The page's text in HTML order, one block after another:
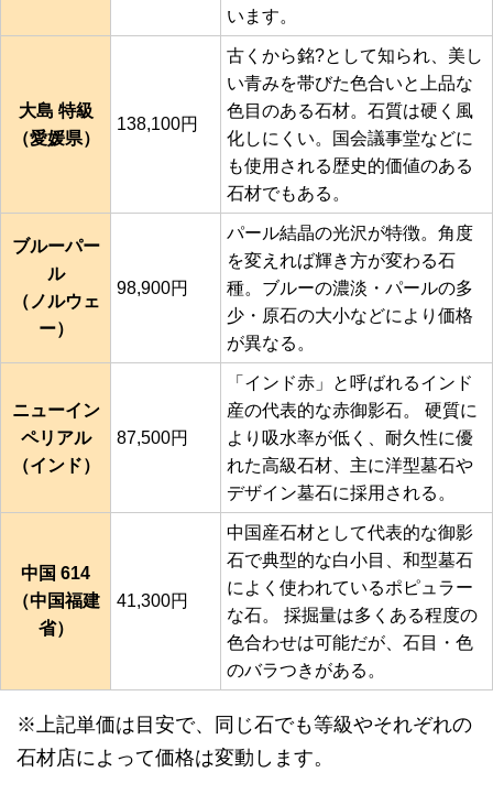
います。
大島 特級
（愛媛県）
138,100円
古くから銘?として知られ、美し
い青みを帯びた色合いと上品な
色目のある石材。石質は硬く風
化しにくい。国会議事堂などに
も使用される歴史的価値のある
石材でもある。
ブルーパー
ル
（ノルウェ
ー）
98,900円
パール結晶の光沢が特徴。角度
を変えれば輝き方が変わる石
種。ブルーの濃淡・パールの多
少・原石の大小などにより価格
が異なる。
ニューイン
ペリアル
（インド）
87,500円
「インド赤」と呼ばれるインド
産の代表的な赤御影石。 硬質に
より吸水率が低く、耐久性に優
れた高級石材、主に洋型墓石や
デザイン墓石に採用される。
中国 614
（中国福建
省）
41,300円
中国産石材として代表的な御影
石で典型的な白小目、和型墓石
によく使われているポピュラー
な石。 採掘量は多くある程度の
色合わせは可能だが、石目・色
のバラつきがある。
※上記単価は目安で、同じ石でも等級やそれぞれの
石材店によって価格は変動します。